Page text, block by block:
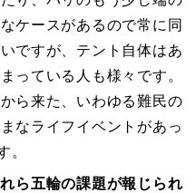
ケースがあるので常に同
ですが、テント自体はあ
っている人も様々です。
ら来た、いわゆる難民の
なライフイベントがあっ
。
ら五輪の課題が報じられ